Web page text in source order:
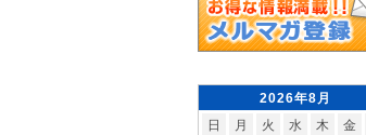
2026年8月
日
月 火 水 木 金